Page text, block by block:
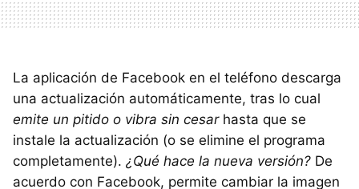
La aplicación de Facebook en el teléfono descarga
una actualización automáticamente, tras lo cual
emite un pitido o vibra sin cesarhasta que se
instale la actualización (o se elimine el programa
completamente). ¿Qué hace la nueva versión? De
acuerdo con Facebook, permite cambiar la imagen